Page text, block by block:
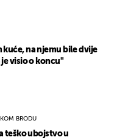
kuće, na njemu bile dvije
visio o koncu"
BRODU
teško ubojstvo u